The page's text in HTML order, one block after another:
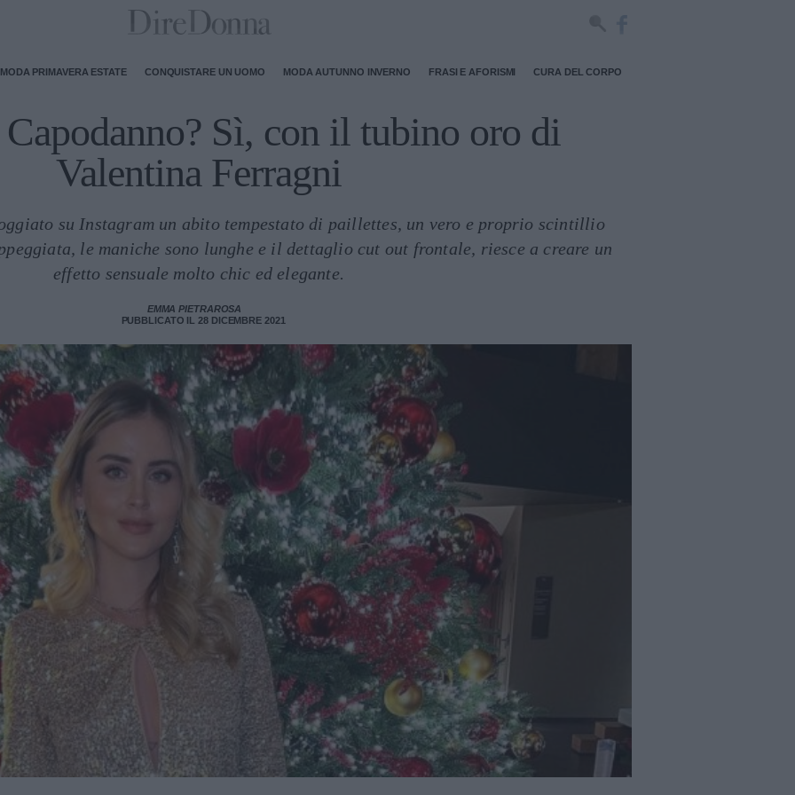
MODA PRIMAVERA ESTATE CONQUISTARE UN UOMO MODA AUTUNNO INVERNO FRASI E AFORISMI CURA DEL CORPO
Sì, con il tubino oro di
Valentina Ferragni
su Instagram un abito tempestato di paillettes, un vero e proprio scintillio
le maniche sono lunghe e il dettaglio cut out frontale, riesce a creare un
effetto sensuale molto chic ed elegante.
EMMA PIETRAROSA
PUBBLICATO IL 28 DICEMBRE 2021